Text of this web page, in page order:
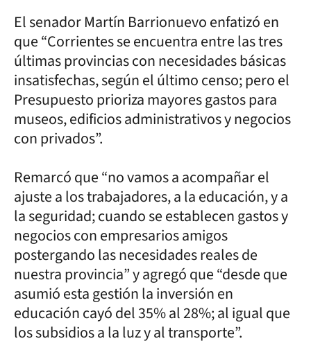
El senador Martín Barrionuevo enfatizó en
que “Corrientes se encuentra entre las tres
últimas provincias con necesidades básicas
insatisfechas, según el último censo; pero el
Presupuesto prioriza mayores gastos para
museos, edificios administrativos y negocios
con privados”.
Remarcó que “no vamos a acompañar el
ajuste a los trabajadores, a la educación, y a
la seguridad; cuando se establecen gastos y
negocios con empresarios amigos
postergando las necesidades reales de
nuestra provincia” y agregó que “desde que
asumió esta gestión la inversión en
educación cayó del 35% al 28%; al igual que
los subsidios a la luz y al transporte”.